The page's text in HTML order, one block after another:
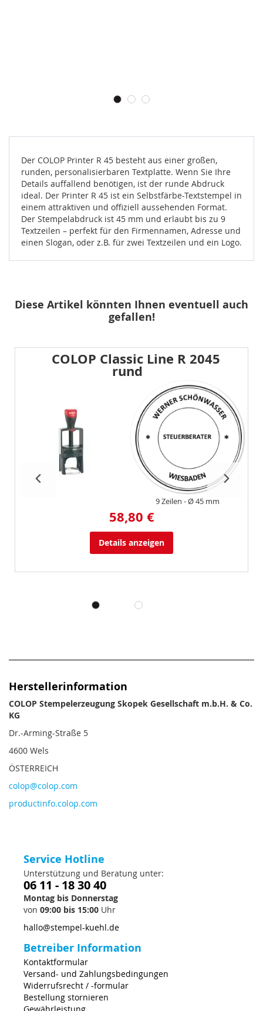
Der COLOP Printer R 45 besteht aus einer großen,
runden, personalisierbaren Textplatte. Wenn Sie Ihre
Details auffallend benötigen, ist der runde Abdruck
ideal. Der Printer R 45 ist ein Selbstfärbe-Textstempel in
einem attraktiven und offiziell aussehenden Format.
Der Stempelabdruck ist 45 mm und erlaubt bis zu 9
Textzeilen – perfekt für den Firmennamen, Adresse und
einen Slogan, oder z.B. für zwei Textzeilen und ein Logo.
Diese Artikel könnten Ihnen eventuell auch
gefallen!
COLOP Classic Line R 2045
rund
9 Zeilen Ø 45 mm
58,80 €
Details anzeigen
Herstellerinformation
COLOP Stempelerzeugung Skopek Gesellschaft m.b.H. & Co.
KG
Dr.-Arming-Straße 5
4600 Wels
ÖSTERREICH
colop@colop.com
productinfo.colop.com
Service Hotline
Unterstützung und Beratung unter:
06 11 - 18 30 40
Montag bis Donnerstag
von 09:00 bis 15:00 Uhr
hallo@stempel-kuehl.de
Betreiber Information
Kontaktformular
Versand- und Zahlungsbedingungen
Widerrufsrecht / -formular
Bestellung stornieren